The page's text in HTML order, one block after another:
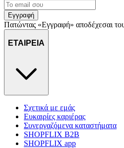
Εγγραφή
Πατώντας «Εγγραφή» αποδέχεσαι
ΕΤΑΙΡΕΙΑ
Σχετικά με εμάς
Ευκαιρίες καριέρας
Συνεργαζόμενα καταστήματα
SHOPFLIX B2B
SHOPFLIX app